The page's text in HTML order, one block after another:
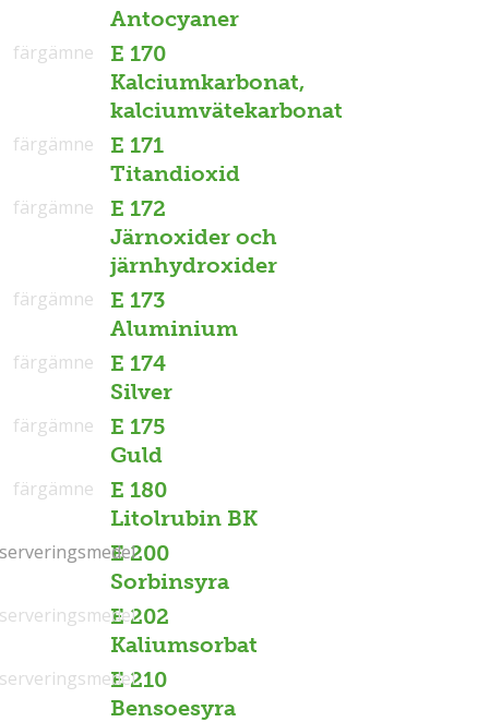
Antocyaner
E 170
Kalciumkarbonat,
kalciumvätekarbonat
färgämne
E 171
Titandioxid
färgämne
E 172
Järnoxider och
järnhydroxider
färgämne
E 173
Aluminium
färgämne
E 174
Silver
färgämne
E 175
Guld
färgämne
E 180
Litolrubin BK
färgämne
E 200
Sorbinsyra
E 202
Kaliumsorbat
E 210
Bensoesyra